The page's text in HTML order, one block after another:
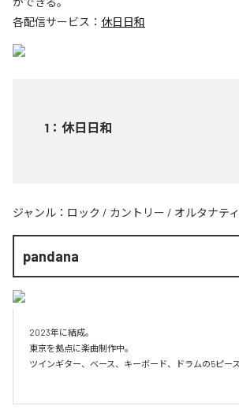
各配信サービス： 休日日和
1 ： 休日日和
ジャンル： ロック / カントリー / オルタナテ
pandana
2023年に結成。
東京を拠点に楽曲制作中。
ツインギター、ベース、キーボード、ドラムの5ピー